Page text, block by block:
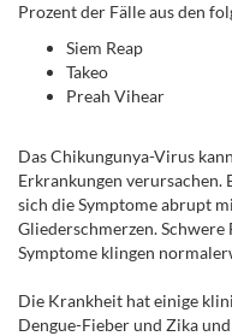
Prozent der Fälle aus den
Siem Reap
Takeo
Preah Vihear
Das Chikungunya-Virus
Erkrankungen verursachen.
sich die Symptome abrupt
Gliederschmerzen.
Symptome klingen
Die Krankheit hat einige
Dengue-Fieber und Zika